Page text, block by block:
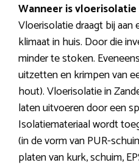
Wanneer is
Vloerisolatie draagt bij
klimaat in huis. Door die
minder te stoken.
uitzetten en krimpen van
hout). Vloerisolatie in
laten uitvoeren door een
Isolatiemateriaal wordt
(in de vorm van PUR-
platen van kurk, schuim,